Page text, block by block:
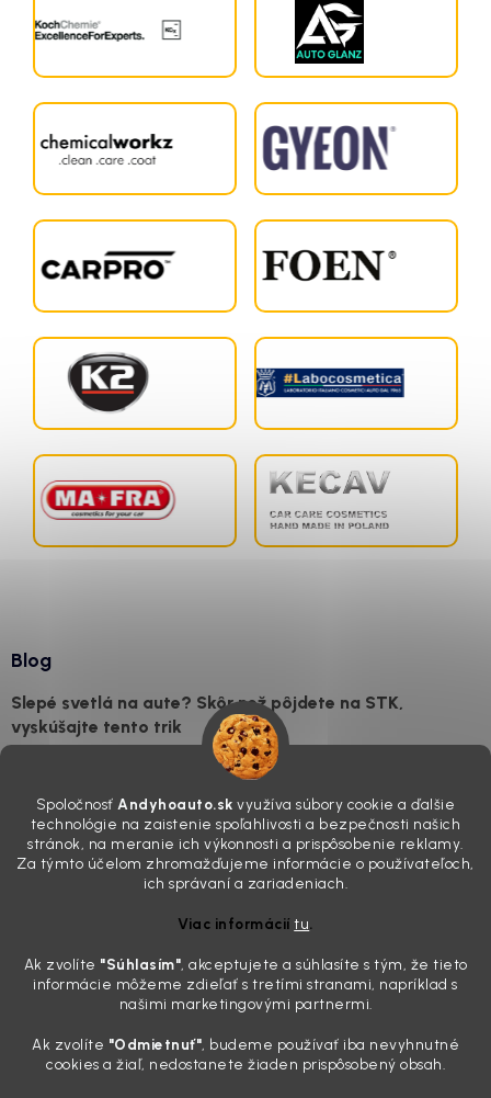
Spoločnosť Andyhoauto.sk využíva súbory cookie a ďalšie
technológie na zaistenie spoľahlivosti a bezpečnosti našich
stránok, na meranie ich výkonnosti a prispôsobenie reklamy.
Za týmto účelom zhromažďujeme informácie o používateľoch,
ich správaní a zariadeniach.
Viac informáciítu.
Ak zvolíte "Súhlasím", akceptujete a súhlasíte s tým, že tieto
informácie môžeme zdieľať s tretími stranami, napríklad s
našimi marketingovými partnermi.
Ak zvolíte "Odmietnuť", budeme používať iba nevyhnutné
cookies a žiaľ, nedostanete žiaden prispôsobený obsah.
Blog
Slepé svetlá na aute? Skôr než pôjdete na STK,
vyskúšajte tento trik
skutočnosti je? Často za to môžu práve „slepé“ svetlomety. Ten
mliečny, drsný povrch nie je len estetická vada. Keď slnko a soľ urobia
svoje, plexisklo začne svetlo rozptyľovať namiesto to...
Zabudnite na handru. Ak chcete mať auto naozaj čisté,
Poznáte ten moment. Vonku svieti slnko, vy sedíte v čerstvo
„upratanom“ aute, no pri pohľade na palubnú dosku vás ide poraziť. V
mriežkach ventilácie, okolo tlačidiel a v švíkoch sedačiek na vás stále
drzo pozerá prach. Handra ani vysávač tam jednodu...
Detailing nemusí stáť výplatu: 5 kúskov autokozmetiky,